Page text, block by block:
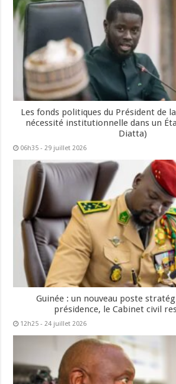
Les fonds politiques du Président de
nécessité institutionnelle dans un
Diatta)
06h35 - 29 juillet 2026
Guinée : un nouveau poste
présidence, le Cabinet civil
12h25 - 24 juillet 2026